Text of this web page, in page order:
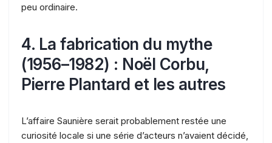
peu ordinaire.
4. La fabrication du mythe
(1956–1982) : Noël Corbu,
Pierre Plantard et les autres
L’affaire Saunière serait probablement restée une
curiosité locale si une série d’acteurs n’avaient décidé,